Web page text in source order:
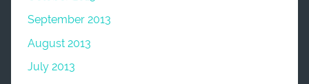
September 2013
August 2013
July 2013